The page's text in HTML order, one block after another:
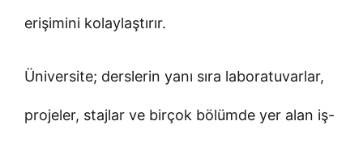
erişimini kolaylaştırır.
Üniversite; derslerin yanı sıra laboratuvarlar,
projeler, stajlar ve birçok bölümde yer alan iş-